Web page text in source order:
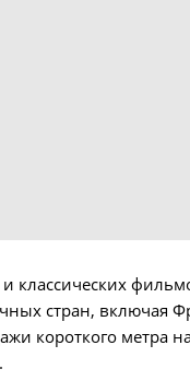
классических
стран,
короткого метра